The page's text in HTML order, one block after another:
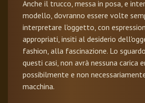
Anche il trucco, messa in posa, e
modello, dovranno essere volte
interpretare l'oggetto, con
appropriati, insiti al desiderio
fashion, alla fascinazione. Lo
questi casi, non avrà nessuna carica
possibilmente e non
macchina.